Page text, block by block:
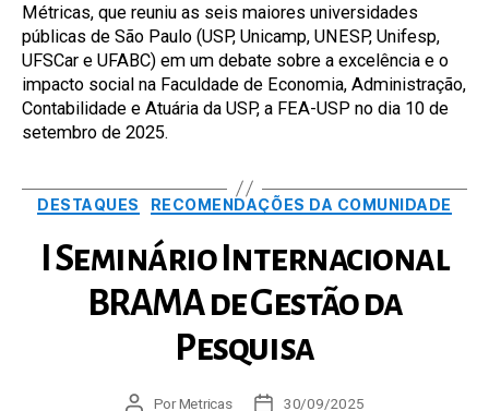
Métricas, que reuniu as seis maiores universidades
públicas de São Paulo (USP, Unicamp, UNESP, Unifesp,
UFSCar e UFABC) em um debate sobre a excelência e o
impacto social na Faculdade de Economia, Administração,
Contabilidade e Atuária da USP, a FEA-USP no dia 10 de
setembro de 2025.
Categorias
DESTAQUES RECOMENDAÇÕES DA COMUNIDADE
I Seminário Internacional
BRAMA de Gestão da
Pesquisa
AutorPorMetricas
Data30/09/2025